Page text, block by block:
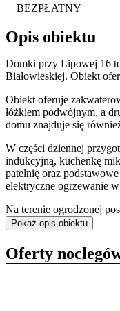
BEZPŁATNY
Opis obiektu
Domki przy Lipowej 16
Białowieskiej. Obiekt
Obiekt oferuje
łóżkiem podwójnym, a
domu znajduje się
W części dziennej
indukcyjną, kuchenkę
patelnię oraz
elektryczne ogrzewanie
Na terenie ogrodzonej
wydzielone miejsce na
Obiekt zapewnia
Pokaż opis obiektu
Oferty